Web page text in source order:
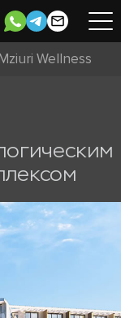
Wellness